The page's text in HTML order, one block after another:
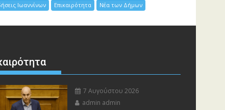
Ιωαννίνων Επικαιρότητα Νέα των Δήμων
7 Αυγούστου 2026
admin admin